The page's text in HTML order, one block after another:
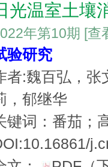
光温室土壤
年第10期 [查
验研究
者:魏百弘，张
，郁继华
键词：番茄；